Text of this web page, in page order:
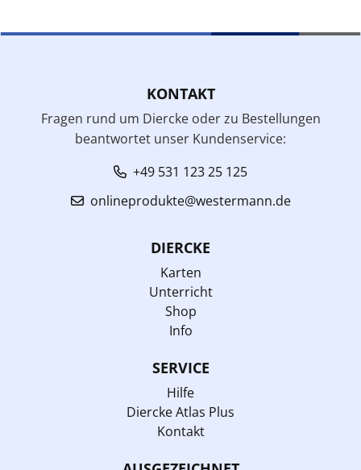
KONTAKT
Fragen rund um Diercke oder zu Bestellungen
beantwortet unser Kundenservice:
+49 531 123 25 125
onlineprodukte@westermann.de
DIERCKE
Karten
Unterricht
Shop
Info
SERVICE
Hilfe
Diercke Atlas Plus
Kontakt